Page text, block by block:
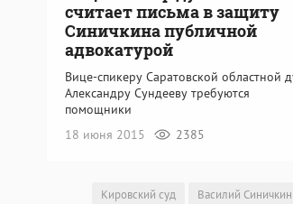
считает письма в защиту
Синичкина публичной
адвокатурой
Вице-спикеру Саратовской областной
Александру Сундееву требуются
помощники
18 июня 2015
2385
Кировский суд Василий Синичкин